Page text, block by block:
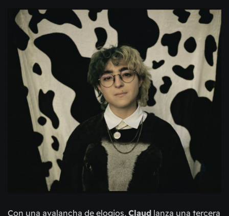
Con una avalancha de elogios, Claud lanza una tercera